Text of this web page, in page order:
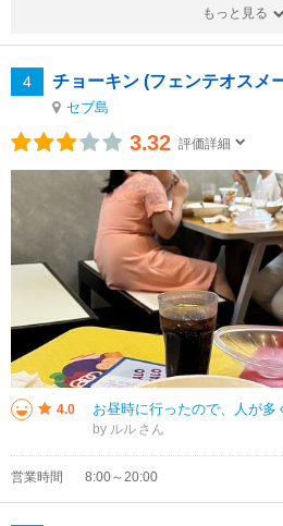
もっと見る
4 チョーキン (フェンテオスメ
セブ島
3.32 評価詳細
4.0
by ルル
営業時間 8:00～20:00